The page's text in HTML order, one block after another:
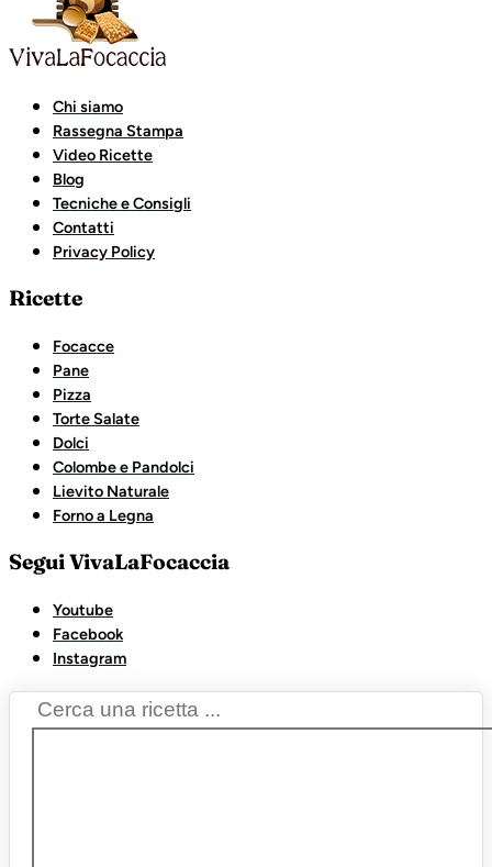
Chi siamo
Rassegna Stampa
Video Ricette
Blog
Tecniche e Consigli
Contatti
Privacy Policy
Ricette
Focacce
Pane
Pizza
Torte Salate
Dolci
Colombe e Pandolci
Lievito Naturale
Forno a Legna
Segui VivaLaFocaccia
Youtube
Facebook
Instagram
Search
...